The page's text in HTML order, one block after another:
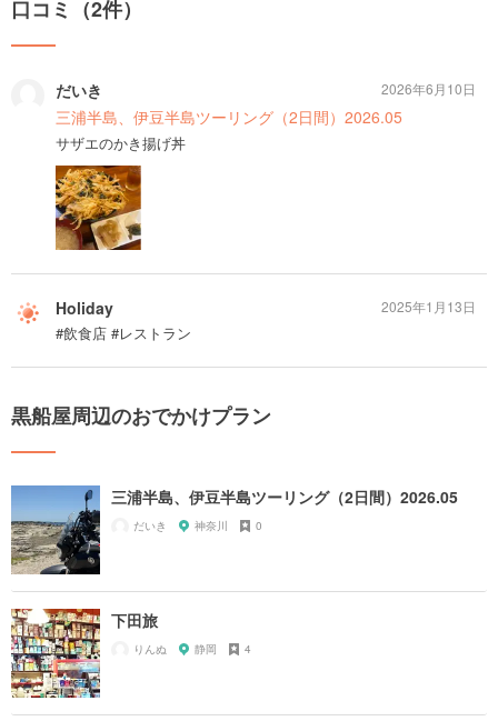
口コミ（2件）
だいき
三浦半島、伊豆半島ツーリング（2日間）2026.05
サザエのかき揚げ丼
2026年6月10日
Holiday
#飲食店 #レストラン
2025年1月13日
黒船屋周辺のおでかけプラン
三浦半島、伊豆半島ツーリング（2日間）2026.05
だいき 神奈川 0
下田旅
りんぬ 静岡 4